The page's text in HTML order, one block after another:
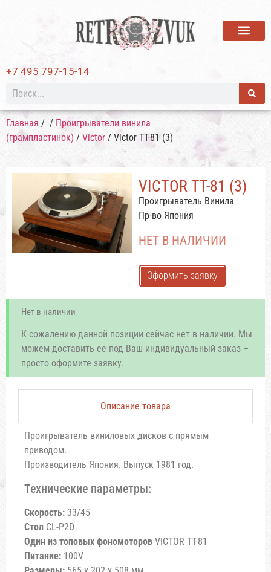
+7 495 797-15-14
Главная / / Проигрыватели винила
(грампластинок) / Victor / Victor TT-81 (3)
VICTOR TT-81 (3)
Проигрыватель Винила
Пр-во Япония
НЕТ В НАЛИЧИИ
Оформить заявку
Нет в наличии
К сожалению данной позиции сейчас нет в наличии. Мы
можем доставить ее под Ваш индивидуальный заказ –
просто оформите заявку.
Описание товара
Проигрыватель виниловых дисков с прямым
приводом.
Производитель Япония. Выпуск 1981 год.
Технические параметры:
Скорость: 33/45
Стол CL-P2D
Один из топовых фономоторов VICTOR TT-81
Питание: 100V